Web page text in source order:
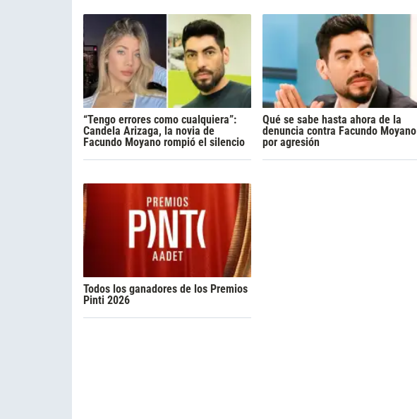
“Tengo errores como cualquiera”:
Candela Arizaga, la novia de
Facundo Moyano rompió el silencio
Qué se sabe hasta ahora de la
denuncia contra Facundo Moyano
por agresión
Todos los ganadores de los Premios
Pinti 2026